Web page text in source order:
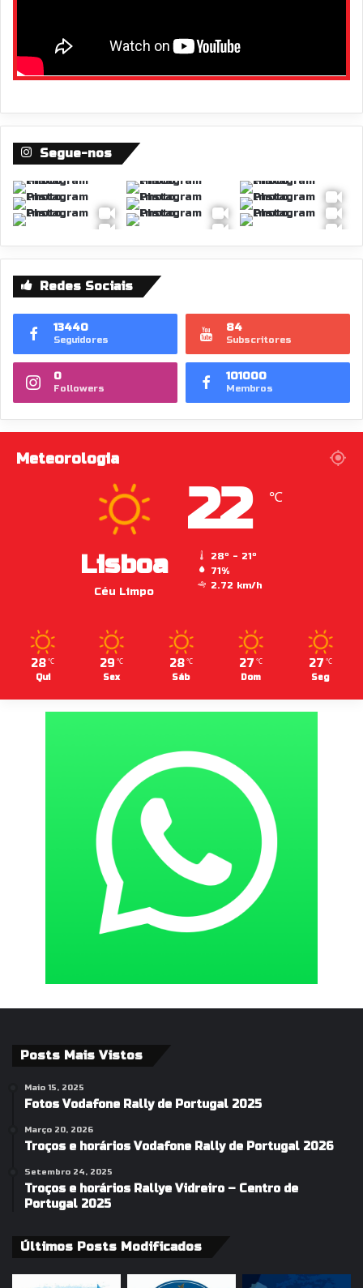
Segue-nos
Redes Sociais
13440
Seguidores
84
Subscritores
0
Followers
101000
Membros
Meteorologia
Lisboa
Céu Limpo
22 ℃
28º - 21º
71%
2.72 km/h
28 ℃
Qui
29 ℃
Sex
28 ℃
Sáb
27 ℃
Dom
27 ℃
Seg
Posts Mais Vistos
Maio 15, 2025
Fotos Vodafone Rally de Portugal 2025
Março 20, 2026
Troços e horários Vodafone Rally de Portugal 2026
Setembro 24, 2025
Troços e horários Rallye Vidreiro – Centro de
Portugal 2025
Últimos Posts Modificados